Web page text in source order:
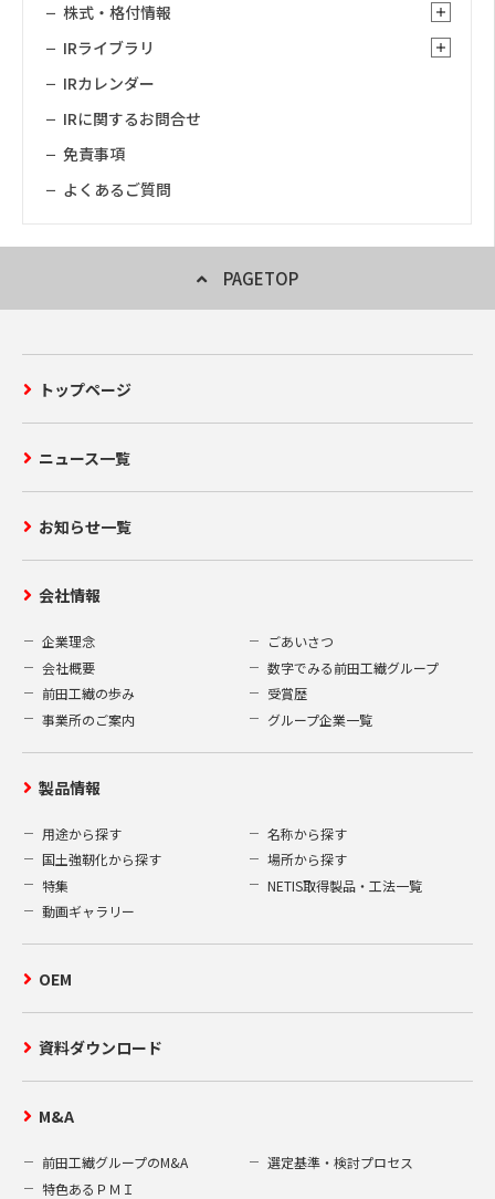
株式・格付情報
IRライブラリ
IRカレンダー
IRに関するお問合せ
免責事項
よくあるご質問
PAGETOP
トップページ
ニュース一覧
お知らせ一覧
会社情報
企業理念
ごあいさつ
会社概要
数字でみる前田工繊グループ
前田工繊の歩み
受賞歴
事業所のご案内
グループ企業一覧
製品情報
用途から探す
名称から探す
国土強靭化から探す
場所から探す
特集
NETIS取得製品・工法一覧
動画ギャラリー
OEM
資料ダウンロード
M&A
前田工繊グループのM&A
選定基準・検討プロセス
特色あるＰＭＩ